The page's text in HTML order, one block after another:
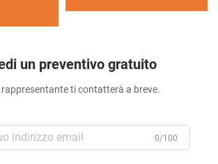
un preventivo gratuito
ti contatterà a breve.
0/100